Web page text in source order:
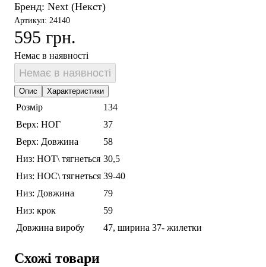
Бренд: Next (Некст)
Артикул: 24140
595 грн.
Немає в наявності
Немає в наявності
Опис Характеристики
Розмір
134
Верх: НОГ
37
Верх: Довжина
58
Низ: НОТ\ тягнеться 30,5
Низ: НОС\ тягнеться 39-40
Низ: Довжина
79
Низ: крок
59
Довжина виробу
47, ширина 37- жилетки
Схожі товари